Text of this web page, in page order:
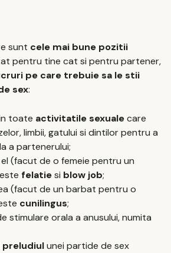
sunt cele mai bune pozitii
pentru tine cat si pentru partener,
pe care trebuie sa le stii
sex:
toate activitatile sexualecare
limbii, gatului si dintilor pentru a
a partenerului;
(facut de o femeie pentru un
felatiesi blow job;
(facut de un barbat pentru o
cunilingus;
stimulare orala a anusului, numita
preludiulunei partide de sex